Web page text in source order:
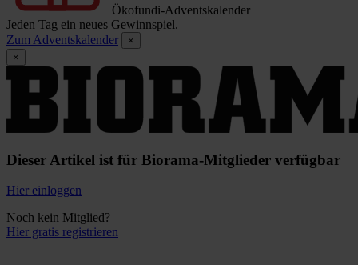
Ökofundi-Adventskalender
Jeden Tag ein neues Gewinnspiel.
Zum Adventskalender
×
×
Dieser Artikel ist für Biorama-Mitglieder verfügbar
Hier einloggen
Noch kein Mitglied?
Hier gratis registrieren